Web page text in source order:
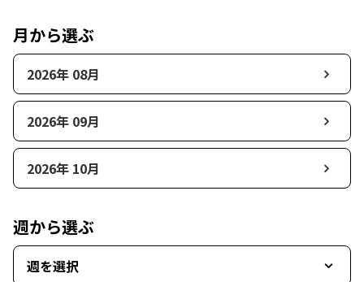
月から選ぶ
2026年 08月
2026年 09月
2026年 10月
週から選ぶ
週を選択